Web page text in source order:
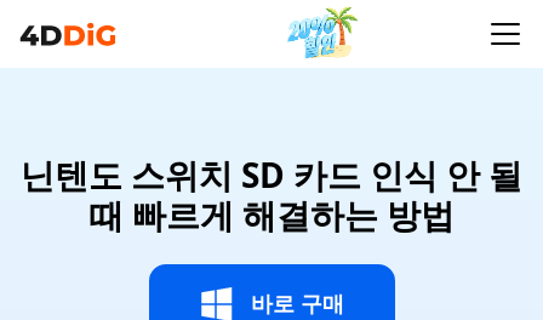
닌텐도 스위치 SD 카드 인식 안 될
때 빠르게 해결하는 방법
바로 구매